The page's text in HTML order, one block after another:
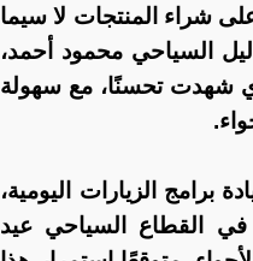
على شراء المنتجات لا سيما
السياحي محمود أحمد،
شهدت تحسنًا، مع سهولة
برامج الزيارات اليومية،
في القطاع السياحي عيد